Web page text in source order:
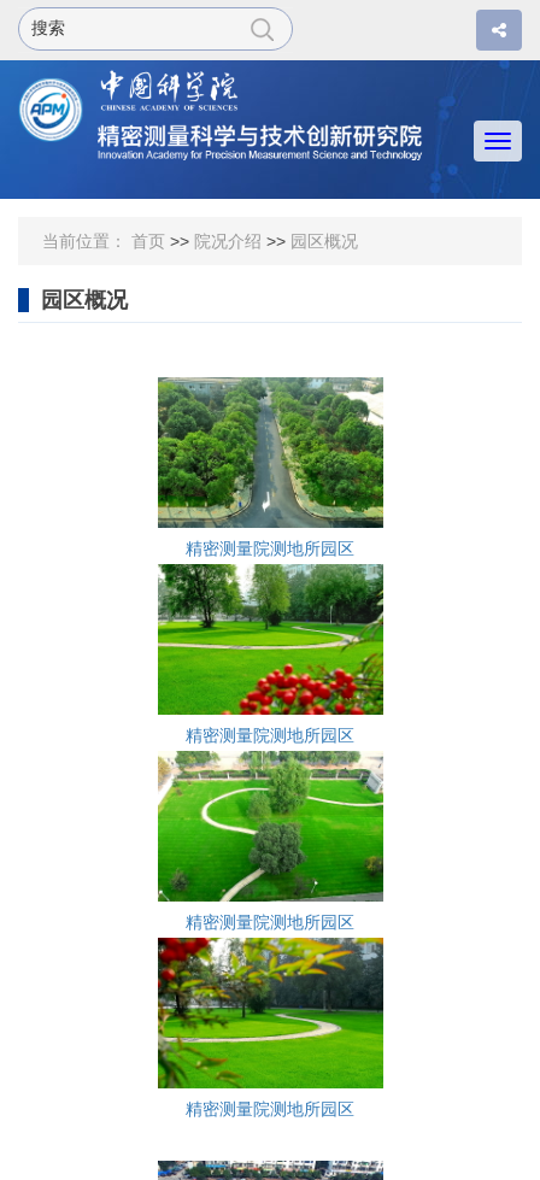
当前位置： 首页 >> 院况介绍 >> 园区概况
园区概况
精密测量院测地所园区
精密测量院测地所园区
精密测量院测地所园区
精密测量院测地所园区